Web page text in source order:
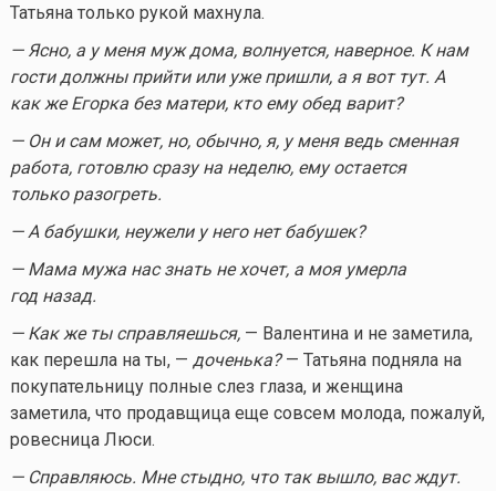
Татьяна только рукой махнула.
— Ясно, а у меня муж дома, волнуется, наверное. К нам
гости должны прийти или уже пришли, а я вот тут. А
как же Егорка без матери, кто ему обед варит?
— Он и сам может, но, обычно, я, у меня ведь сменная
работа, готовлю сразу на неделю, ему остается
только разогреть.
— А бабушки, неужели у него нет бабушек?
— Мама мужа нас знать не хочет, а моя умерла
год назад.
— Как же ты справляешься,— Валентина и не заметила,
как перешла на ты, — доченька?— Татьяна подняла на
покупательницу полные слез глаза, и женщина
заметила, что продавщица еще совсем молода, пожалуй,
ровесница Люси.
— Справляюсь. Мне стыдно, что так вышло, вас ждут.